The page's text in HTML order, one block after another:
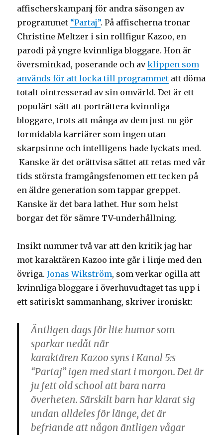
affischerskampanj för andra säsongen av
programmet “Partaj”. På affischerna tronar
Christine Meltzer i sin rollfigur Kazoo, en
parodi på yngre kvinnliga bloggare. Hon är
översminkad, poserande och avklippen som
används för att locka till programmet att döma
totalt ointresserad av sin omvärld. Det är ett
populärt sätt att porträttera kvinnliga
bloggare, trots att många av dem just nu gör
formidabla karriärer som ingen utan
skarpsinne och intelligens hade lyckats med.
Kanske är det orättvisa sättet att retas med vår
tids största framgångsfenomen ett tecken på
en äldre generation som tappar greppet.
Kanske är det bara lathet. Hur som helst
borgar det för sämre TV-underhållning.
Insikt nummer två var att den kritik jag har
mot karaktären Kazoo inte går i linje med den
övriga.Jonas Wikström, som verkar ogilla att
kvinnliga bloggare i överhuvudtaget tas upp i
ett satiriskt sammanhang, skriver ironiskt:
Äntligen dags för lite humor som
sparkar nedåt när
karaktärenKazoo syns i Kanal 5:s
“Partaj” igen med start i morgon. Det är
ju fett old school att bara narra
överheten. Särskilt barn har klarat sig
undan alldeles för länge, det är
befriande att någon äntligen vågar